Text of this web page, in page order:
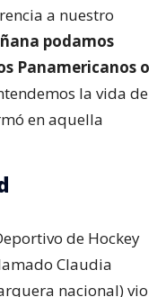
a nuestro
podamos
Panamericanos o
la vida de
en aquella
de Hockey
Claudia
nacional) vio